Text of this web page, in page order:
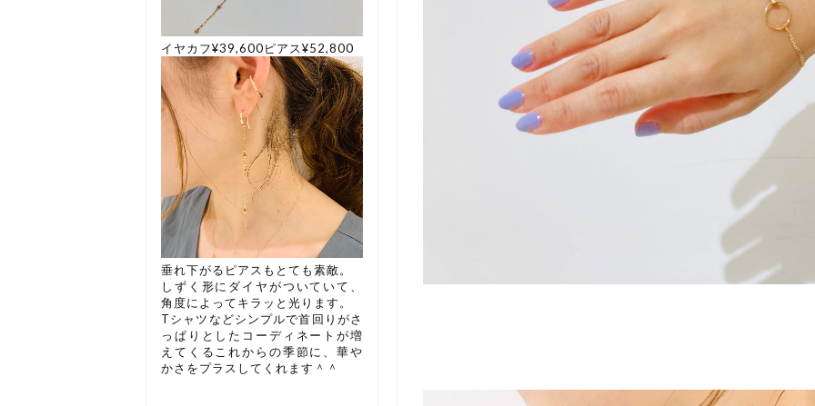
イヤカフ¥39,600ピアス¥52,800
垂れ下がるピアスもとても素敵。
しずく形にダイヤがついていて、
角度によってキラッと光ります。
Tシャツなどシンプルで首回りがさ
っぱりとしたコーディネートが増
えてくるこれからの季節に、華や
かさをプラスしてくれます＾＾